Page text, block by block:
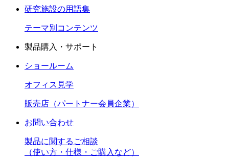
研究施設の用語集
テーマ別コンテンツ
製品購入・サポート
ショールーム
オフィス見学
販売店（パートナー会員企業）
お問い合わせ
製品に関するご相談
（使い方・仕様・ご購入など）